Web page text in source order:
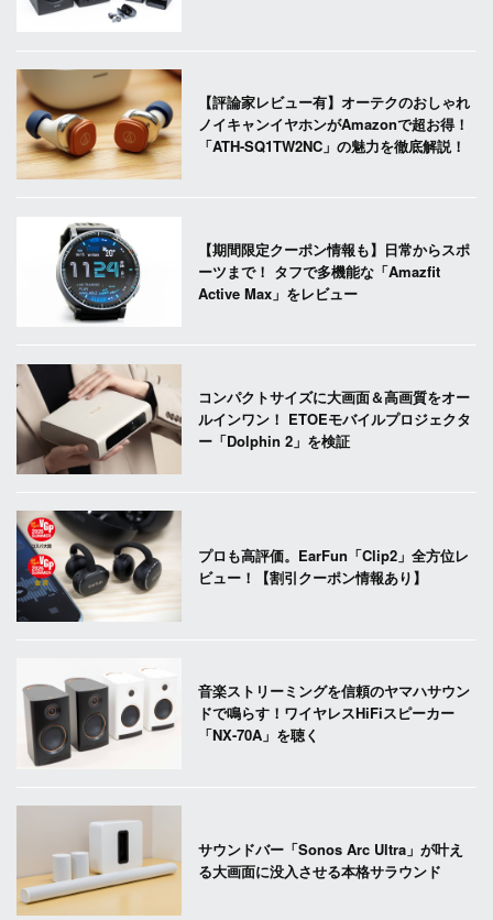
【評論家レビュー有】オーテクのおしゃれ
ノイキャンイヤホンがAmazonで超お得！
「ATH-SQ1TW2NC」の魅力を徹底解説！
【期間限定クーポン情報も】日常からスポ
ーツまで！ タフで多機能な「Amazfit
Active Max」をレビュー
コンパクトサイズに大画面＆高画質をオー
ルインワン！ ETOEモバイルプロジェクタ
ー「Dolphin 2」を検証
プロも高評価。EarFun「Clip2」全方位レ
ビュー！【割引クーポン情報あり】
音楽ストリーミングを信頼のヤマハサウン
ドで鳴らす！ワイヤレスHiFiスピーカー
「NX-70A」を聴く
サウンドバー「Sonos Arc Ultra」が叶え
る大画面に没入させる本格サラウンド